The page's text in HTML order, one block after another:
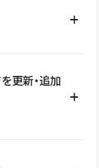
けではないた
・リダイレク
の運用、権限管
ど、個別の要件が
の上限、権限
くは料金プランペ
更新・追加
設計しておく